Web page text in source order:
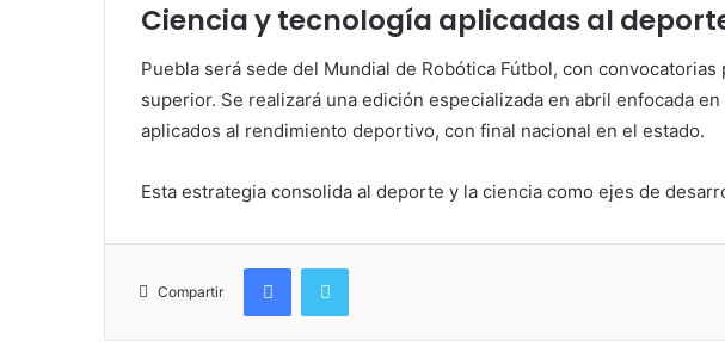
Ciencia y tecnología aplicadas al
Puebla será sede del Mundial de Robótica Fútbol, con
superior. Se realizará una edición especializada en abril enfocada
aplicados al rendimiento deportivo, con final nacional en el estado.
Esta estrategia consolida al deporte y la ciencia como ejes de
Compartir
FacebookTwitter